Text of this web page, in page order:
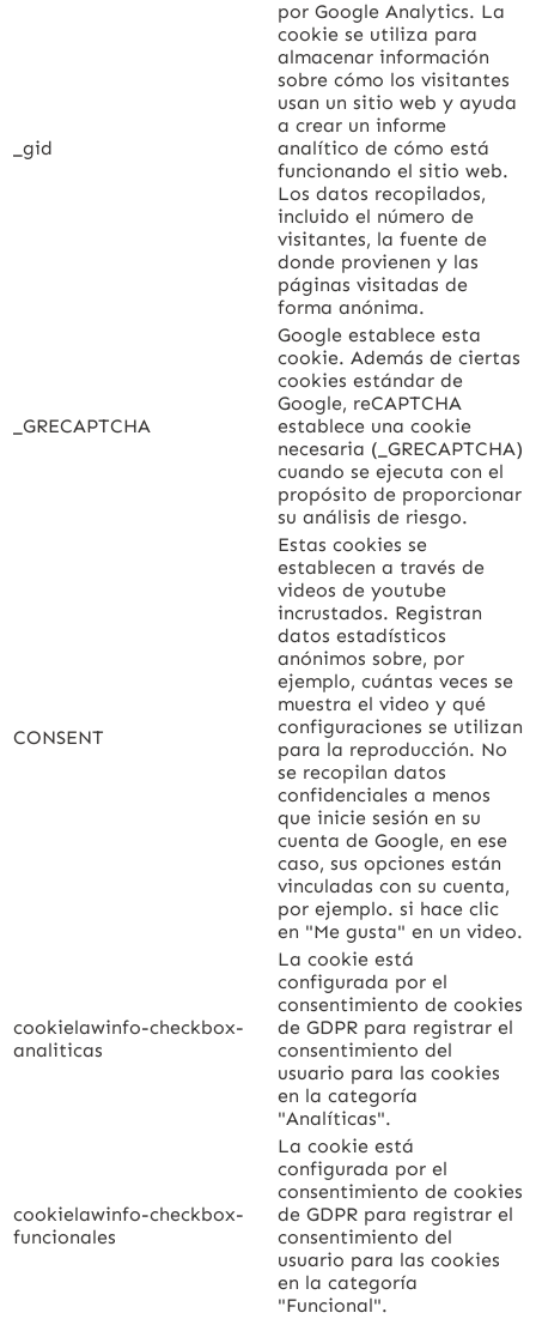
_gid
por Google Analytics. La
cookie se utiliza para
almacenar información
sobre cómo los visitantes
usan un sitio web y ayuda
a crear un informe
analítico de cómo está
funcionando el sitio web.
Los datos recopilados,
incluido el número de
visitantes, la fuente de
donde provienen y las
páginas visitadas de
forma anónima.
_GRECAPTCHA
Google establece esta
cookie. Además de ciertas
cookies estándar de
Google, reCAPTCHA
establece una cookie
necesaria (_GRECAPTCHA)
cuando se ejecuta con el
propósito de proporcionar
su análisis de riesgo.
CONSENT
Estas cookies se
establecen a través de
videos de youtube
incrustados. Registran
datos estadísticos
anónimos sobre, por
ejemplo, cuántas veces se
muestra el video y qué
configuraciones se utilizan
para la reproducción. No
se recopilan datos
confidenciales a menos
que inicie sesión en su
cuenta de Google, en ese
caso, sus opciones están
vinculadas con su cuenta,
por ejemplo. si hace clic
en "Me gusta" en un video.
cookielawinfo-checkbox-
analiticas
La cookie está
configurada por el
consentimiento de cookies
de GDPR para registrar el
consentimiento del
usuario para las cookies
en la categoría
"Analíticas".
cookielawinfo-checkbox-
funcionales
La cookie está
configurada por el
consentimiento de cookies
de GDPR para registrar el
consentimiento del
usuario para las cookies
en la categoría
"Funcional".